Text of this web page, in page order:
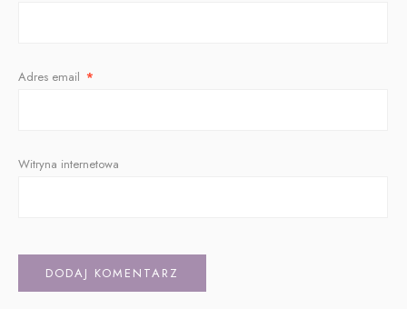
Adres email *
Witryna internetowa